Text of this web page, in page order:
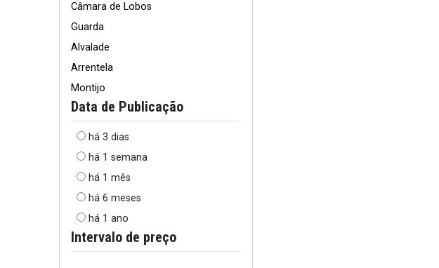
Câmara de Lobos
Guarda
Alvalade
Arrentela
Montijo
Data de Publicação
há 3 dias
há 1 semana
há 1 mês
há 6 meses
há 1 ano
Intervalo de preço